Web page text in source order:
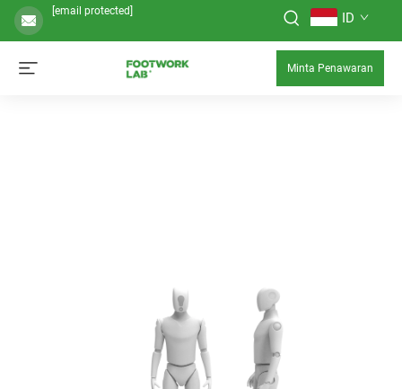
[email protected] ID
Minta Penawaran